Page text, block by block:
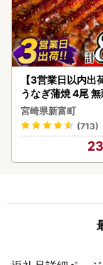
【3営業日以内出
うなぎ蒲焼 4尾
以上 C388-840-
宮崎県新富町
(713)